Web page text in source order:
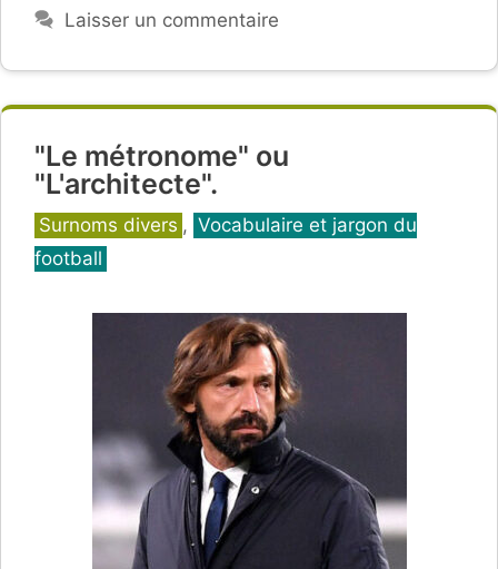
Laisser un commentaire
"Le métronome" ou
"L'architecte".
Catégories
Surnoms divers , Vocabulaire et jargon du
football